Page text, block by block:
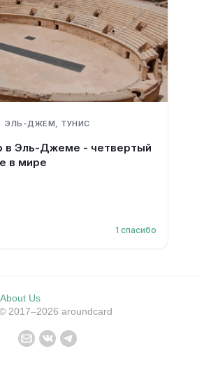
ЭЛЬ-ДЖЕМ, ТУНИС
в Эль-Джеме - четвертый
в мире
1 спасибо
About Us
2017–2026 aroundcard